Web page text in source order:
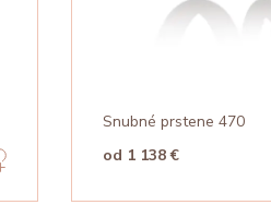
Snubné prstene 470
od 1 138 €